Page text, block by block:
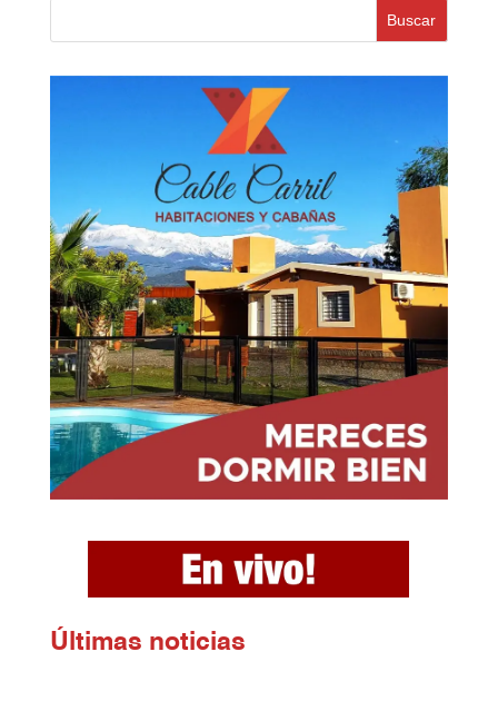
Buscar
Ú ltimas noticias